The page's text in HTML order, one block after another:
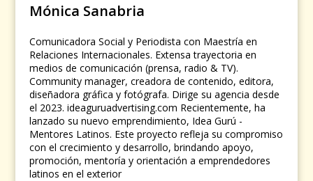
Mónica Sanabria
Comunicadora Social y Periodista con Maestría en
Relaciones Internacionales. Extensa trayectoria en
medios de comunicación (prensa, radio & TV).
Community manager, creadora de contenido, editora,
diseñadora gráfica y fotógrafa. Dirige su agencia desde
el 2023. ideaguruadvertising.com Recientemente, ha
lanzado su nuevo emprendimiento, Idea Gurú -
Mentores Latinos. Este proyecto refleja su compromiso
con el crecimiento y desarrollo, brindando apoyo,
promoción, mentoría y orientación a emprendedores
latinos en el exterior